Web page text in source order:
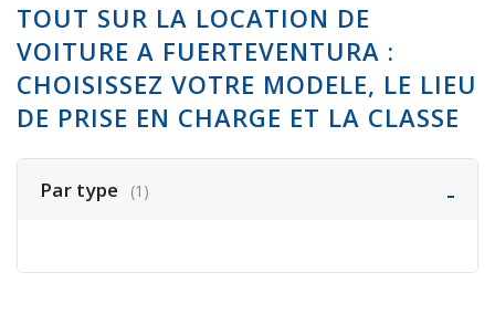
TOUT SUR LA LOCATION DE
VOITURE A FUERTEVENTURA :
CHOISISSEZ VOTRE MODELE, LE LIEU
DE PRISE EN CHARGE ET LA CLASSE
Par type (1)